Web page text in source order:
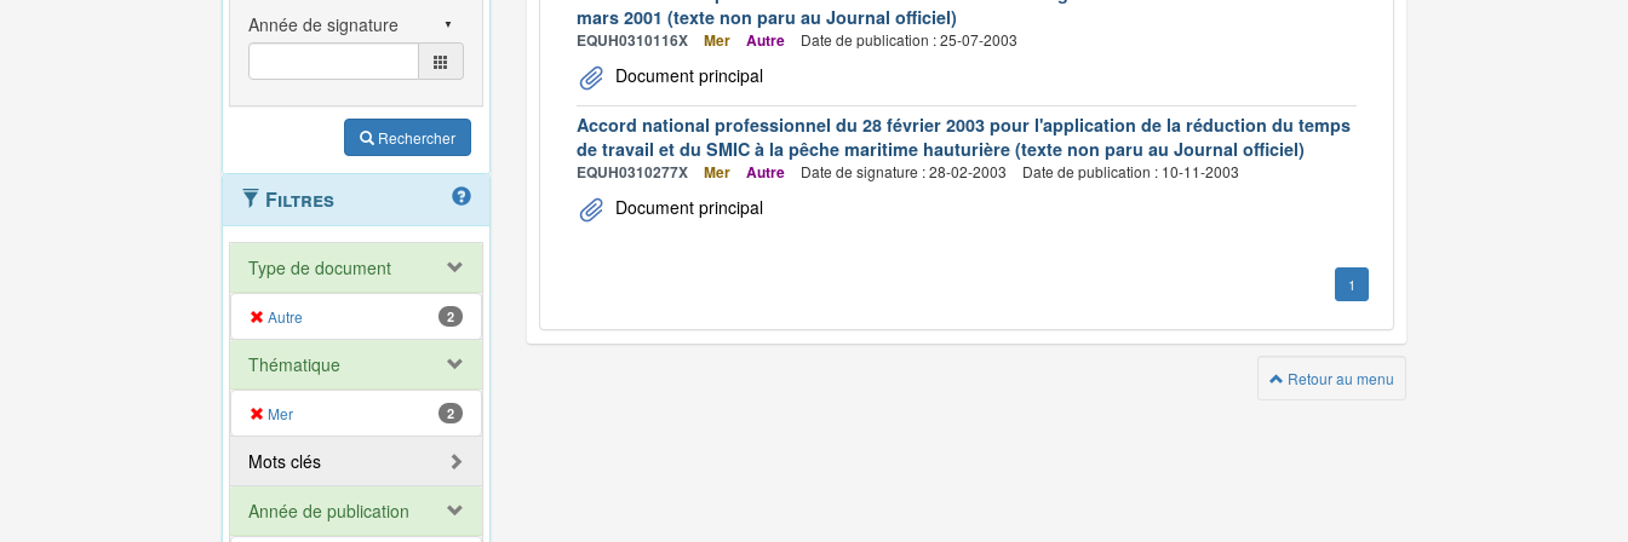
Rechercher
Filtres
Type de document
Autre 2
Thématique
Mer 2
Mots clés
Année de publication
mars 2001 (texte non paru au Journal officiel)
EQUH0310116X Mer Autre Date de publication : 25-07-2003
Document principal
Accord national professionnel du 28 février 2003 pour l'application de la réduction du temps
de travail et du SMIC à la pêche maritime hauturière (texte non paru au Journal officiel)
EQUH0310277X Mer Autre Date de signature : 28-02-2003 Date de publication : 10-11-2003
Document principal
1
Retour au menu